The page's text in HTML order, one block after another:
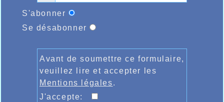
S'abonner
Se désabonner
Avant de soumettre ce formulaire,
veuillez lire et accepter les
Mentions légales.
J'accepte: